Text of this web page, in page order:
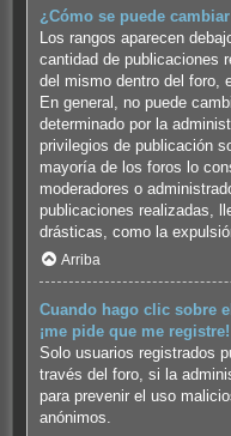
¿Cómo se puede
Los rangos aparecen
cantidad de publicaciones
del mismo dentro del foro,
En general, no puede
determinado por la
privilegios de publicación
mayoría de los foros lo
moderadores o
publicaciones realizadas,
drásticas, como la
Arriba
Cuando hago clic sobre
¡me pide que me registre!
Solo usuarios registrados
través del foro, si la
para prevenir el uso
anónimos.